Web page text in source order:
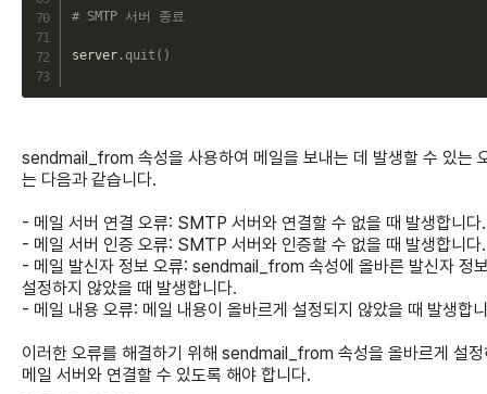
# SMTP 서버 종료
server. quit ( )
sendmail_from 속성을 사용하여 메일을 보내는 데 발생할 수 있는
는 다음과 같습니다.
- 메일 서버 연결 오류: SMTP 서버와 연결할 수 없을 때 발생합니다.
- 메일 서버 인증 오류: SMTP 서버와 인증할 수 없을 때 발생합니다.
- 메일 발신자 정보 오류: sendmail_from 속성에 올바른 발신자 정
설정하지 않았을 때 발생합니다.
- 메일 내용 오류: 메일 내용이 올바르게 설정되지 않았을 때 발생합
이러한 오류를 해결하기 위해 sendmail_from 속성을 올바르게 설정
메일 서버와 연결할 수 있도록 해야 합니다.